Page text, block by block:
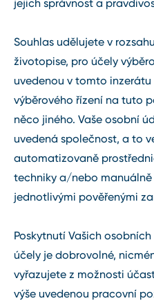
jejich správnost a
Souhlas udělujete v
životopise, pro účely
uvedenou v tomto
výběrového řízení na tuto
něco jiného. Vaše osobní
uvedená společnost, a to
automatizovaně
techniky a/nebo
jednotlivými pověřenými
Poskytnutí Vašich
účely je dobrovolné,
vyřazujete z možnosti
výše uvedenou pracovní